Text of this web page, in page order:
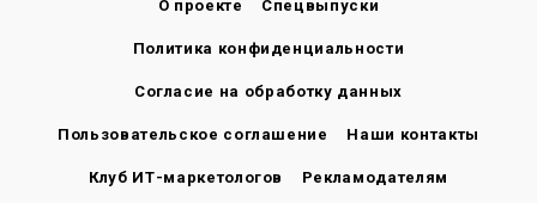
О проекте Спецвыпуски
Политика конфиденциальности
Согласие на обработку данных
Пользовательское соглашение Наши контакты
Клуб ИТ-маркетологов Рекламодателям